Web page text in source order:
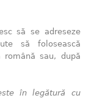
să se adreseze
să folosească
sau, după
în legătură cu